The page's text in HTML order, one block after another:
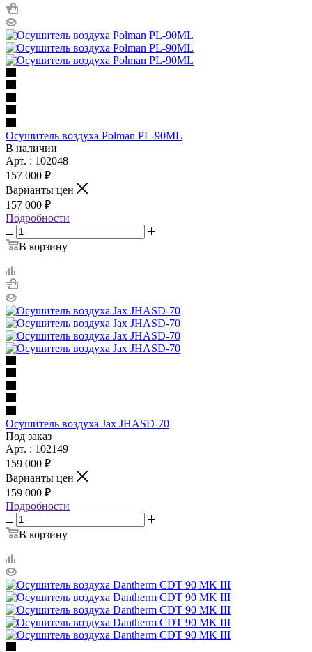
Осушитель воздуха Polman PL-90ML
В наличии
Арт. : 102048
157 000 ₽
Варианты цен
157 000 ₽
Подробности
В корзину
Осушитель воздуха Jax JHASD-70
Под заказ
Арт. : 102149
159 000 ₽
Варианты цен
159 000 ₽
Подробности
В корзину